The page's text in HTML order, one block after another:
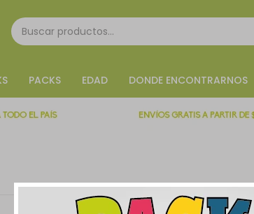
PACKS EDAD DONDE ENCONTRARNOS